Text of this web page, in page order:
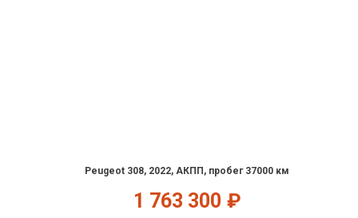
Peugeot 308, 2022, АКПП, пробег 37000 км
1 763 300 ₽